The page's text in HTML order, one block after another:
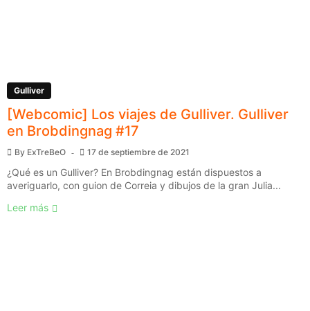
Gulliver
[Webcomic] Los viajes de Gulliver. Gulliver
en Brobdingnag #17
By ExTreBeO 17 de septiembre de 2021
¿Qué es un Gulliver? En Brobdingnag están dispuestos a
averiguarlo, con guion de Correia y dibujos de la gran Julia...
Leer más